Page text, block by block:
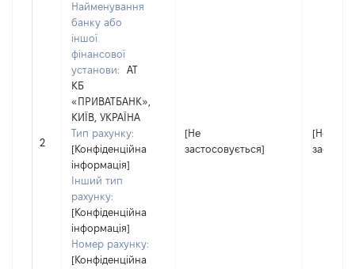
2
Найменування
банку або
іншої
фінансової
установи:
АТ
КБ
«ПРИВАТБАНК»,
КИЇВ, УКРАЇНА
Тип рахунку:
[Конфіденційна
інформація]
Інший тип
рахунку:
[Конфіденційна
інформація]
Номер рахунку:
[Конфіденційна
[Не
застосовується]
[Не